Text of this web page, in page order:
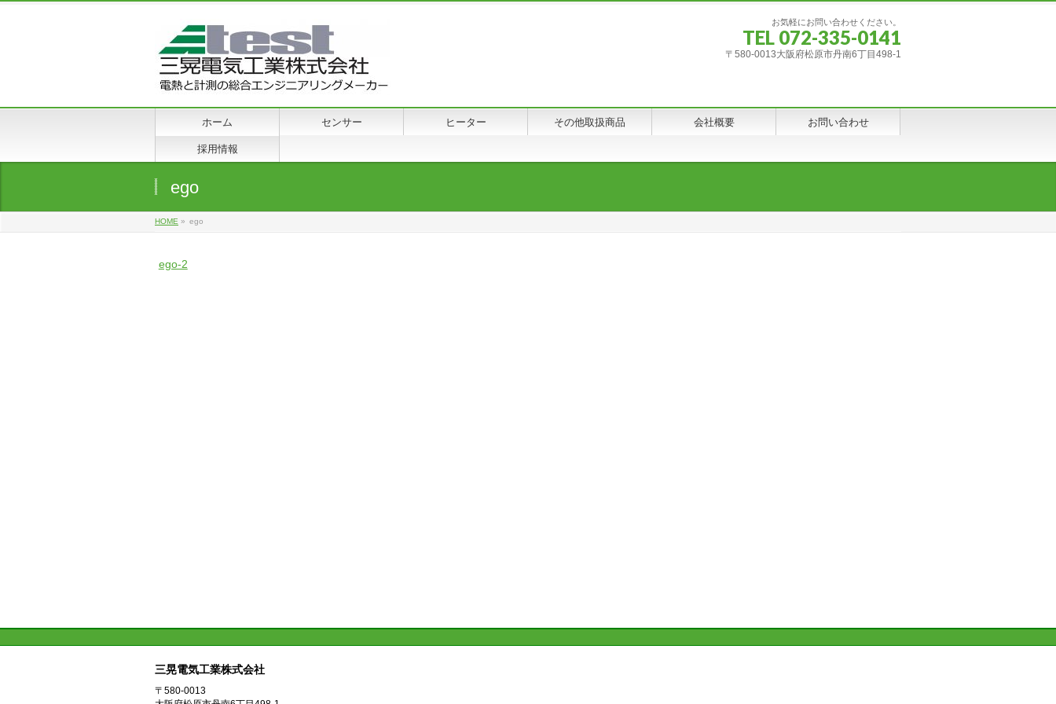
お気軽にお問い合わせください。
TEL 072-335-0141
〒580-0013大阪府松原市丹南6丁目498-1
ホーム センサー ヒーター その他取扱商品 会社概要 お問い合わせ
採用情報
ego
HOME » ego
ego-2
三晃電気工業株式会社
〒580-0013